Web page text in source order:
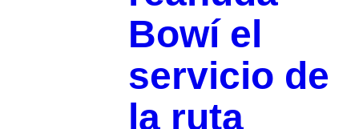
Bowí el
servicio de
la ruta